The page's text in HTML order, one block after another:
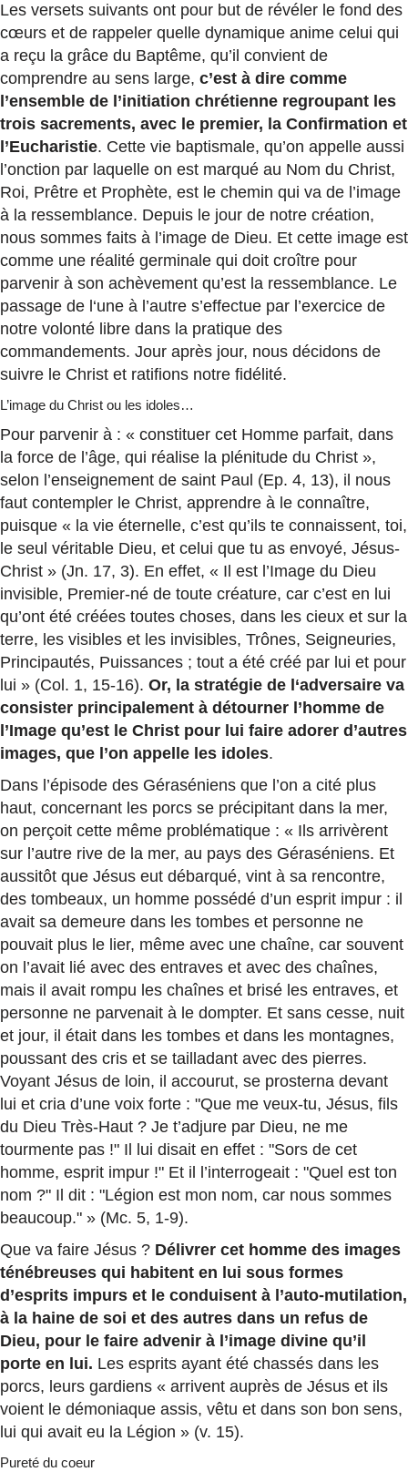
Les versets suivants ont pour but de révéler le fond des
cœurs et de rappeler quelle dynamique anime celui qui
a reçu la grâce du Baptême, qu’il convient de
comprendre au sens large, c’est à dire comme
l’ensemble de l’initiation chrétienne regroupant les
trois sacrements, avec le premier, la Confirmation et
l’Eucharistie. Cette vie baptismale, qu’on appelle aussi
l’onction par laquelle on est marqué au Nom du Christ,
Roi, Prêtre et Prophète, est le chemin qui va de l’image
à la ressemblance. Depuis le jour de notre création,
nous sommes faits à l’image de Dieu. Et cette image est
comme une réalité germinale qui doit croître pour
parvenir à son achèvement qu’est la ressemblance. Le
passage de l‘une à l’autre s’effectue par l’exercice de
notre volonté libre dans la pratique des
commandements. Jour après jour, nous décidons de
suivre le Christ et ratifions notre fidélité.
L’image du Christ ou les idoles…
Pour parvenir à : « constituer cet Homme parfait, dans
la force de l’âge, qui réalise la plénitude du Christ »,
selon l’enseignement de saint Paul (Ep. 4, 13), il nous
faut contempler le Christ, apprendre à le connaître,
puisque « la vie éternelle, c’est qu’ils te connaissent, toi,
le seul véritable Dieu, et celui que tu as envoyé, Jésus-
Christ » (Jn. 17, 3). En effet, « Il est l’Image du Dieu
invisible, Premier-né de toute créature, car c’est en lui
qu’ont été créées toutes choses, dans les cieux et sur la
terre, les visibles et les invisibles, Trônes, Seigneuries,
Principautés, Puissances ; tout a été créé par lui et pour
lui » (Col. 1, 15-16). Or, la stratégie de l‘adversaire va
consister principalement à détourner l’homme de
l’Image qu’est le Christ pour lui faire adorer d’autres
images, que l’on appelle les idoles.
Dans l’épisode des Géraséniens que l’on a cité plus
haut, concernant les porcs se précipitant dans la mer,
on perçoit cette même problématique : « Ils arrivèrent
sur l’autre rive de la mer, au pays des Géraséniens. Et
aussitôt que Jésus eut débarqué, vint à sa rencontre,
des tombeaux, un homme possédé d’un esprit impur : il
avait sa demeure dans les tombes et personne ne
pouvait plus le lier, même avec une chaîne, car souvent
on l’avait lié avec des entraves et avec des chaînes,
mais il avait rompu les chaînes et brisé les entraves, et
personne ne parvenait à le dompter. Et sans cesse, nuit
et jour, il était dans les tombes et dans les montagnes,
poussant des cris et se tailladant avec des pierres.
Voyant Jésus de loin, il accourut, se prosterna devant
lui et cria d’une voix forte : "Que me veux-tu, Jésus, fils
du Dieu Très-Haut ? Je t’adjure par Dieu, ne me
tourmente pas !" Il lui disait en effet : "Sors de cet
homme, esprit impur !" Et il l’interrogeait : "Quel est ton
nom ?" Il dit : "Légion est mon nom, car nous sommes
beaucoup." » (Mc. 5, 1-9).
Que va faire Jésus ? Délivrer cet homme des images
ténébreuses qui habitent en lui sous formes
d’esprits impurs et le conduisent à l’auto-mutilation,
à la haine de soi et des autres dans un refus de
Dieu, pour le faire advenir à l’image divine qu’il
porte en lui. Les esprits ayant été chassés dans les
porcs, leurs gardiens « arrivent auprès de Jésus et ils
voient le démoniaque assis, vêtu et dans son bon sens,
lui qui avait eu la Légion » (v. 15).
Pureté du coeur